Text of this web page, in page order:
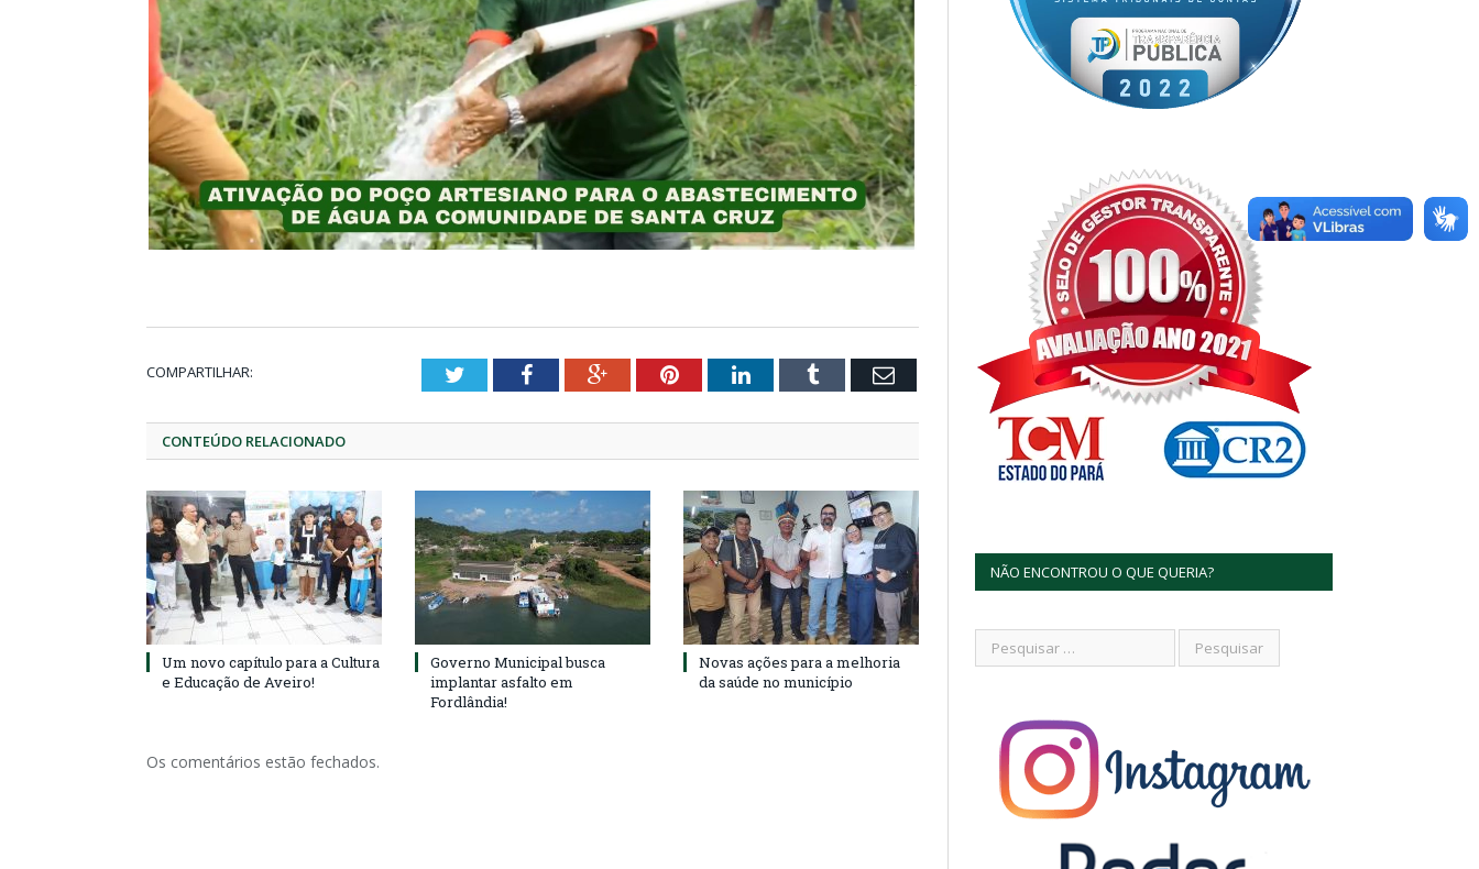
COMPARTILHAR: TwitterFacebookGoogle+PinterestLinkedInTumblr Email
CONTEÚDO RELACIONADO
Um novo capítulo para a Cultura
e Educação de Aveiro!
Governo Municipal busca
implantar asfalto em
Fordlândia!
Novas ações para a melhoria
da saúde no município
Os comentários estão fechados.
NÃO ENCONTROU O QUE QUERIA?